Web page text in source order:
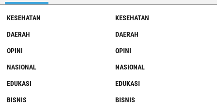
KESEHATAN
DAERAH
OPINI
NASIONAL
EDUKASI
BISNIS
KESEHATAN
DAERAH
OPINI
NASIONAL
EDUKASI
BISNIS